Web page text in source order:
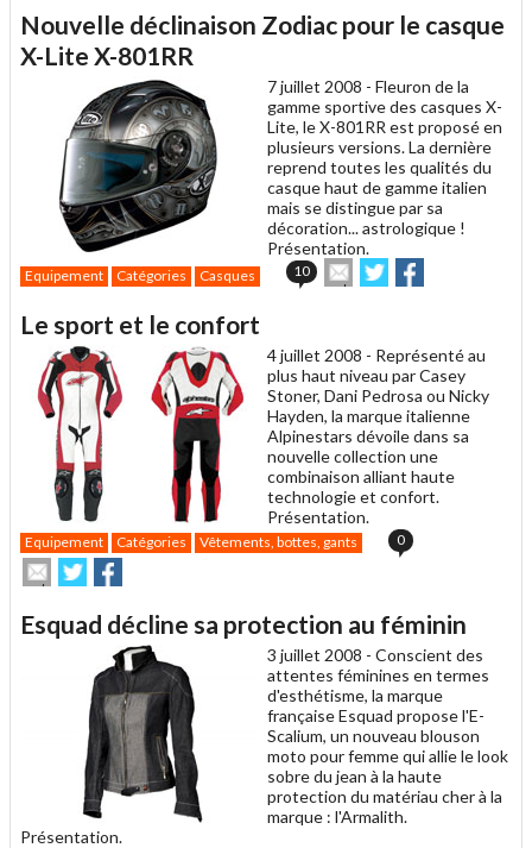
à
Nouvelle déclinaison Zodiac pour le casque
X-Lite X-801RR
7 juillet 2008 - Fleuron de la
gamme sportive des casques X-
Lite, le X-801RR est proposé en
plusieurs versions. La dernière
reprend toutes les qualités du
casque haut de gamme italien
mais se distingue par sa
décoration... astrologique !
Présentation.
Equipement Catégories Casques 10
Envoyer
cet
un
ami
Partager
sur sur
Le sport et le confort
4 juillet 2008 - Représenté au
plus haut niveau par Casey
Stoner, Dani Pedrosa ou Nicky
Hayden, la marque italienne
Alpinestars dévoile dans sa
nouvelle collection une
combinaison alliant haute
technologie et confort.
Présentation.
Equipement Catégories Vêtements, bottes, gants 0
Envoyer
cet
à
Partager
sur
sur
Esquad décline sa protection au féminin
3 juillet 2008 - Conscient des
attentes féminines en termes
d'esthétisme, la marque
française Esquad propose l'E-
Scalium, un nouveau blouson
moto pour femme qui allie le look
sobre du jean à la haute
protection du matériau cher à la
marque : l'Armalith.
Présentation.